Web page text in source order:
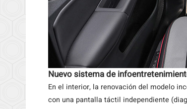
Nuevo sistema de
En el interior, la renovación del modelo
con una pantalla táctil independiente